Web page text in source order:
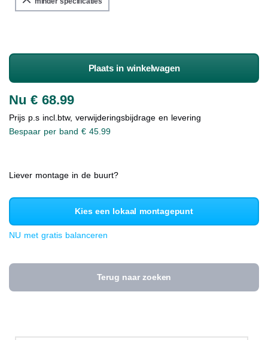
Plaats in winkelwagen
Nu € 68.99
Prijs p.s incl.btw, verwijderingsbijdrage en levering
Bespaar per band € 45.99
Liever montage in de buurt?
Kies een lokaal montagepunt
NU met gratis balanceren
Terug naar zoeken